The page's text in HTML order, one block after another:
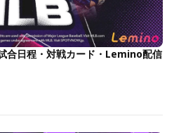
合日程・対戦カード・Lemino配信